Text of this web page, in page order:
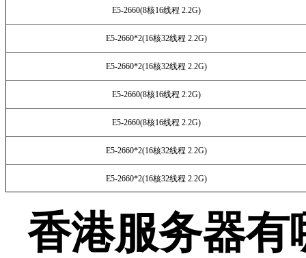
E5-2660(8核16线程 2.2G)
E5-2660*2(16核32线程 2.2G)
E5-2660*2(16核32线程 2.2G)
E5-2660(8核16线程 2.2G)
E5-2660(8核16线程 2.2G)
E5-2660*2(16核32线程 2.2G)
E5-2660*2(16核32线程 2.2G)
香港服务器有